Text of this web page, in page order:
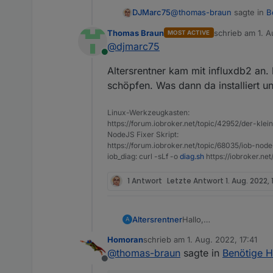
DJMarc75@thomas-braun sagte in
Das wollen wir eigentlich
Online
Thomas Braun MOST ACTIVE schrieb am 1.
zuletzt editiert
@djmarc75
Altersrentner kam mit influxdb2
schöpfen. Was dann da installiert
Linux-Werkzeugkasten:
https://forum.iobroker.net/topic/42952/der-
NodeJS Fixer Skript:
https://forum.iobroker.net/topic/68035/iob-
iob_diag: curl -sLf -o diag.sh https://
1 Antwort Letzte Antwort 1. Aug. 2022,
A AltersrentnerHallo,
in den Betriebszustand
Eigentlich sollte es von
Zum Installieren
1. wget -qO-
Offline
Homoranschrieb am 1. Aug. 2022, 17:41
zuletzt editiert von
@thomas-braun sagte in Benötige